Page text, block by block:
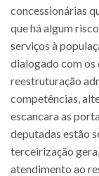
concessionárias
que há algum
serviços à
dialogado com
reestruturação
competências,
escancara as
deputadas estão
terceirização
atendimento ao